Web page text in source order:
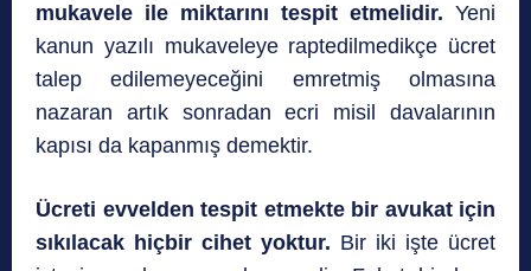
mukavele ile miktarını tespit etmelidir. Yeni
kanun yazılı mukaveleye raptedilmedikçe ücret
talep edilemeyeceğini emretmiş olmasına
nazaran artık sonradan ecri misil davalarının
kapısı da kapanmış demektir.
Ücreti evvelden tespit etmekte bir avukat için
sıkılacak hiçbir cihet yoktur. Bir iki işte ücret